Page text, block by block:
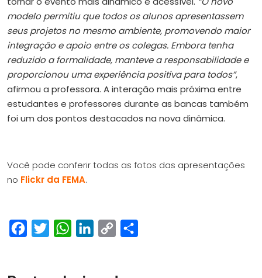
modelo permitiu que todos os alunos apresentassem
seus projetos no mesmo ambiente, promovendo maior
integração e apoio entre os colegas. Embora tenha
reduzido a formalidade, manteve a responsabilidade e
proporcionou uma experiência positiva para todos”,
afirmou a professora. A interação mais próxima entre
estudantes e professores durante as bancas também
foi um dos pontos destacados na nova dinâmica.
Você pode conferir todas as fotos das apresentações
no Flickr da FEMA.
FacebookTwitterWhatsAppLinkedIn
Copy